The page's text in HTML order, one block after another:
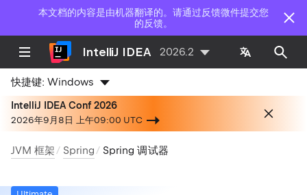
本文档的内容是由机器翻译的。请通过反馈微件提交您
的反馈。
IntelliJ IDEA 2026.2
快捷键:Windows
IntelliJ IDEA Conf 2026
2026年9月8日 上午09:00 UTC
JVM 框架 Spring Spring 调试器